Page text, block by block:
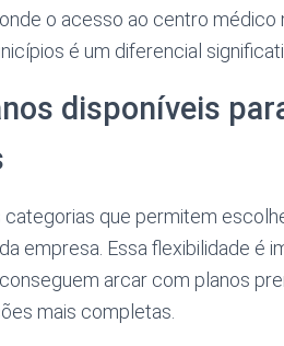
o acesso ao centro
é um diferencial
disponíveis
que permitem
empresa. Essa flexibilidade é
arcar com planos
mais completas.